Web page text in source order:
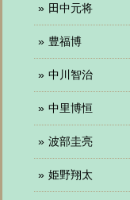
田中元将
豊福博
中川智治
中里博恒
波部圭亮
姫野翔太